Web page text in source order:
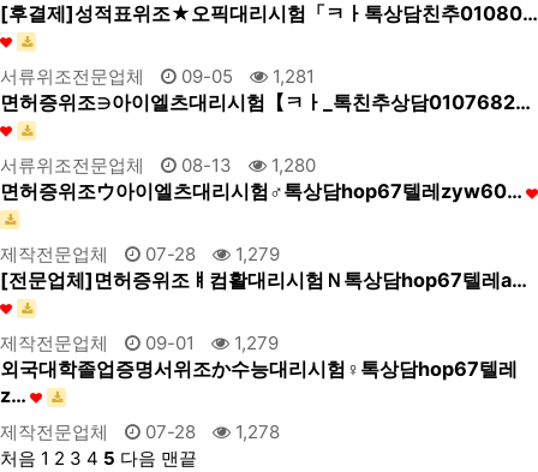
[후결제]성적표위조★오픽대리시험「ㅋㅏ톡상담친추01080…
서류위조전문업체 09-05 1,281
면허증위조∋아이엘츠대리시험【ㅋㅏ_톡친추상담0107682…
서류위조전문업체 08-13 1,280
면허증위조ウ아이엘츠대리시험♂톡상담hop67텔레zyw60…
제작전문업체 07-28 1,279
[전문업체]면허증위조ㅒ컴활대리시험Ｎ톡상담hop67텔레a…
제작전문업체 09-01 1,279
외국대학졸업증명서위조か수능대리시험♀톡상담hop67텔레
z…
제작전문업체 07-28
1,278
처음 1 2 3 4 5 다음 맨끝